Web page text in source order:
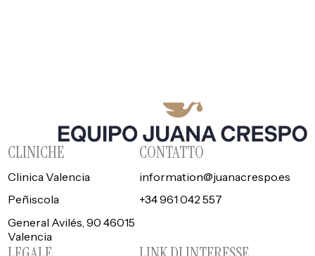
CLINICHE
Clinica Valencia
Peñiscola
General Avilés, 90 46015
Valencia
CONTATTO
information@juanacrespo.es
+34 961 042 557